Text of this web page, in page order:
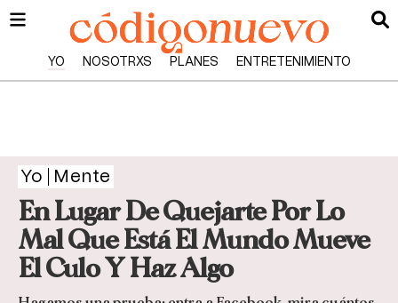
YO NOSOTRXS PLANES ENTRETENIMIENTO
Yo Mente
En Lugar De Quejarte Por Lo
Mal Que Está El Mundo Mueve
El Culo Y Haz Algo